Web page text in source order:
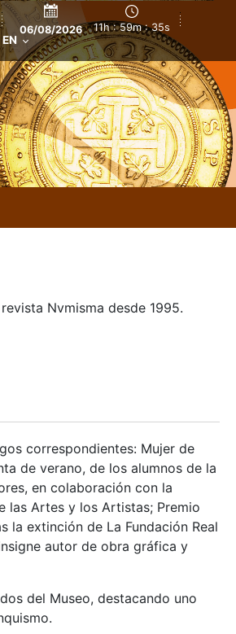
06/08/2026 11h : 59m : 35s
EN
Nvmisma desde 1995.
correspondientes: Mujer de
de verano, de los alumnos de la
en colaboración con la
las Artes y los Artistas; Premio
la extinción de La Fundación Real
autor de obra gráfica y
del Museo, destacando uno